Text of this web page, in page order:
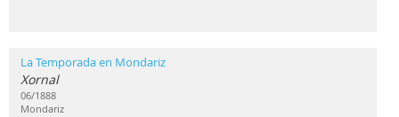
La Temporada en Mondariz
Xornal
06/1888
Mondariz